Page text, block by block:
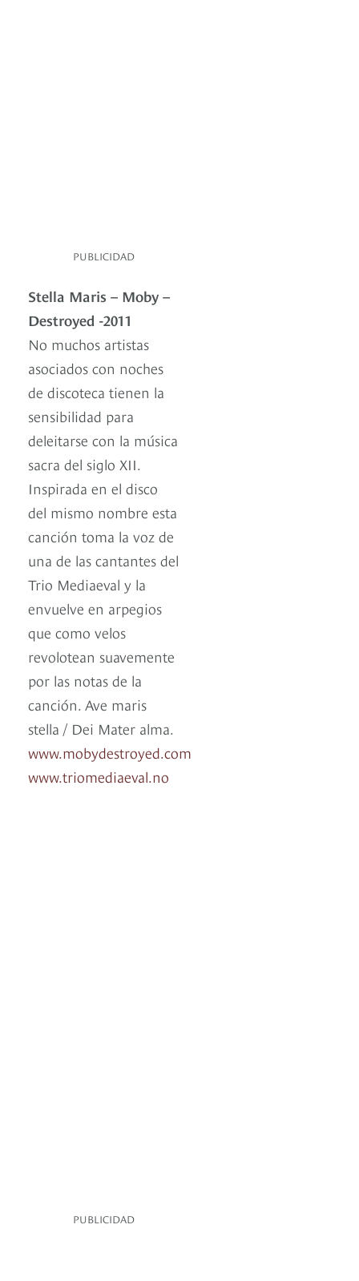
PUBLICIDAD
Stella Maris – Moby –
Destroyed -2011
No muchos artistas
asociados con noches
de discoteca tienen la
sensibilidad para
deleitarse con la música
sacra del siglo XII.
Inspirada en el disco
del mismo nombre esta
canción toma la voz de
una de las cantantes del
Trio Mediaeval y la
envuelve en arpegios
que como velos
revolotean suavemente
por las notas de la
canción. Ave maris
stella / Dei Mater alma.
www.mobydestroyed.com
www.triomediaeval.no
PUBLICIDAD